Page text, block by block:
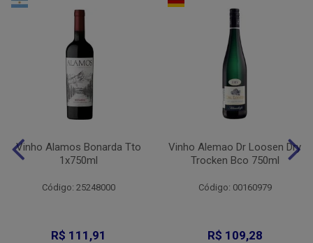
Vinho Alamos Bonarda Tto
1x750ml
Código: 25248000
R$ 111,91
Vinho Alemao Dr Loosen Dry
Trocken Bco 750ml
Código: 00160979
R$ 109,28